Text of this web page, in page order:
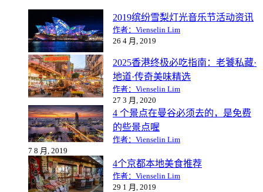
2019缤纷雪梨灯光音乐节活动资讯
作者：Vienselin Lim
26 4 月, 2019
2025香港终极必吃指南：老饕私藏·
地道·传奇美味精选
作者：Vienselin Lim
27 3 月, 2020
4 个景点在曼谷必须去的，是免费
的些景点喔
作者：Vienselin Lim
7 8 月, 2019
4个京都本地美食推荐
作者：Vienselin Lim
29 1 月, 2019